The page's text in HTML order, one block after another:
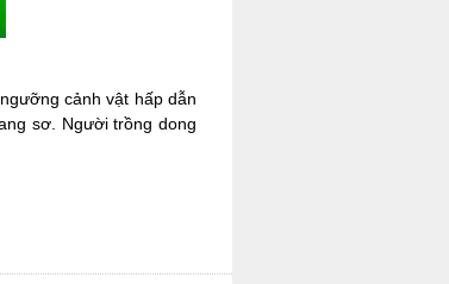
cảnh vật hấp dẫn
sơ. Người trồng dong